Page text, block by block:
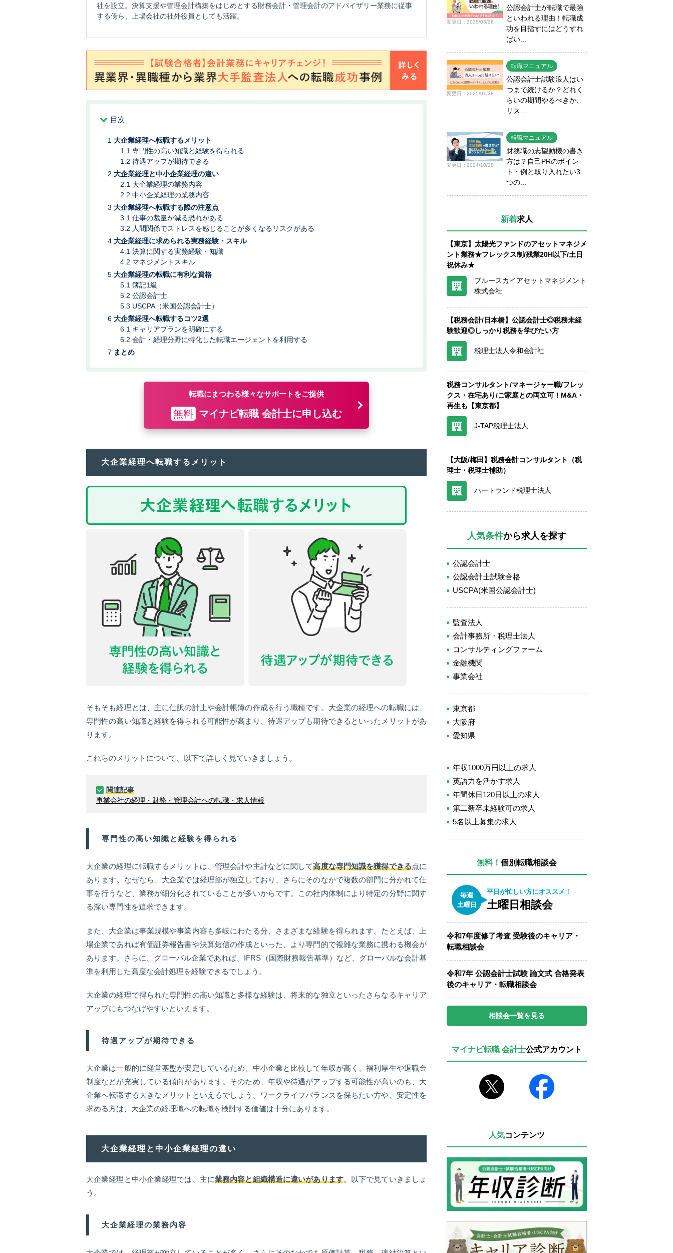
社を設立。決算支援や管理会計構築をはじめとする財務会計・管理会計のアドバイザリー業務に従事
する傍ら、上場会社の社外役員としても活躍。
目次
大企業経理へ転職するメリット
専門性の高い知識と経験を得られる
待遇アップが期待できる
大企業経理と中小企業経理の違い
大企業経理の業務内容
中小企業経理の業務内容
大企業経理へ転職する際の注意点
仕事の裁量が減る恐れがある
人間関係でストレスを感じることが多くなるリスクがある
大企業経理に求められる実務経験・スキル
決算に関する実務経験・知識
マネジメントスキル
大企業経理の転職に有利な資格
簿記1級
公認会計士
USCPA（米国公認会計士）
大企業経理へ転職するコツ2選
キャリアプランを明確にする
会計・経理分野に特化した転職エージェントを利用する
まとめ
転職にまつわる様々なサポートをご提供
無料 マイナビ転職 会計士に申し込む
大企業経理へ転職するメリット
そもそも経理とは、主に仕訳の計上や会計帳簿の作成を行う職種です。大企業の経理への転職には、
専門性の高い知識と経験を得られる可能性が高まり、待遇アップも期待できるといったメリットがあ
ります。
これらのメリットについて、以下で詳しく見ていきましょう。
関連記事
事業会社の経理・財務・管理会計への転職・求人情報
専門性の高い知識と経験を得られる
大企業の経理に転職するメリットは、管理会計や主計などに関して高度な専門知識を獲得できる点に
あります。なぜなら、大企業では経理部が独立しており、さらにそのなかで複数の部門に分かれて仕
事を行うなど、業務が細分化されていることが多いからです。この社内体制により特定の分野に関す
る深い専門性を追求できます。
また、大企業は事業規模や事業内容も多岐にわたる分、さまざまな経験を得られます。たとえば、上
場企業であれば有価証券報告書や決算短信の作成といった、より専門的で複雑な業務に携わる機会が
あります。さらに、グローバル企業であれば、IFRS（国際財務報告基準）など、グローバルな会計基
準を利用した高度な会計処理を経験できるでしょう。
大企業の経理で得られた専門性の高い知識と多様な経験は、将来的な独立といったさらなるキャリア
アップにもつなげやすいといえます。
待遇アップが期待できる
大企業は一般的に経営基盤が安定しているため、中小企業と比較して年収が高く、福利厚生や退職金
制度などが充実している傾向があります。そのため、年収や待遇がアップする可能性が高いのも、大
企業へ転職する大きなメリットといえるでしょう。ワークライフバランスを保ちたい方や、安定性を
求める方は、大企業の経理職への転職を検討する価値は十分にあります。
大企業経理と中小企業経理の違い
大企業経理と中小企業経理では、主に業務内容と組織構造に違いがあります。以下で見ていきましょ
う。
大企業経理の業務内容
変更日：2025/03/26
公認会計士が転職で最強
といわれる理由！転職成
功を目指すにはどうすれ
ばい...
変更日：2025/01/28
転職マニュアル
公認会計士試験浪人はい
つまで続けるか？どれく
らいの期間やるべきか、
リス...
変更日：2024/10/28
転職マニュアル
財務職の志望動機の書き
方は？自己PRのポイン
ト・例と取り入れたい3
つの...
新着求人
【東京】太陽光ファンドのアセットマネジメ
ント業務★フレックス制/残業20H以下/土日
祝休み★
ブルースカイアセットマネジメント
株式会社
【税務会計/日本橋】公認会計士◎税務未経
験歓迎◎しっかり税務を学びたい方
税理士法人令和会計社
税務コンサルタント/マネージャー職/フレッ
クス・在宅あり/ご家庭との両立可！M&A・
再生も【東京都】
J-TAP税理士法人
【大阪/梅田】税務会計コンサルタント（税
理士・税理士補助）
ハートランド税理士法人
人気条件から求人を探す
公認会計士
公認会計士試験合格
USCPA(米国公認会計士)
監査法人
会計事務所・税理士法人
コンサルティングファーム
金融機関
事業会社
東京都
大阪府
愛知県
年収1000万円以上の求人
英語力を活かす求人
年間休日120日以上の求人
第二新卒未経験可の求人
5名以上募集の求人
無料！ 個別転職相談会
毎週
土曜日
平日が忙しい方にオススメ！
土曜日相談会
令和7年度修了考査 受験後のキャリア・
転職相談会
令和7年 公認会計士試験 論文式 合格発表
後のキャリア・転職相談会
相談会一覧を見る
マイナビ転職 会計士公式アカウント
人気コンテンツ